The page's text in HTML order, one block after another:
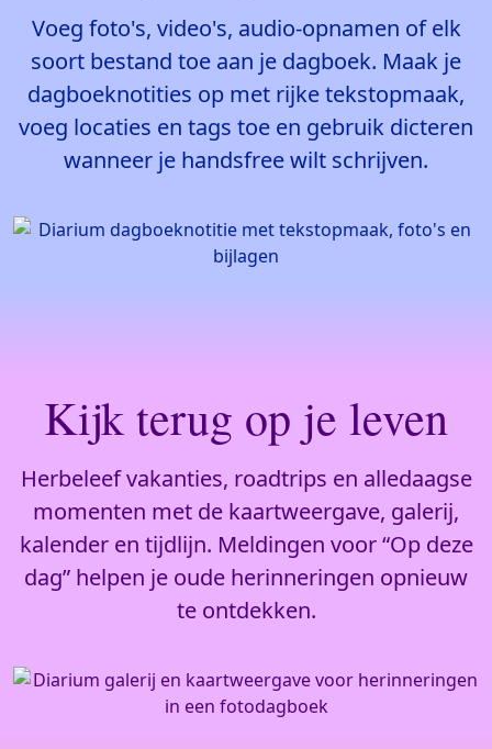
Voeg foto's, video's, audio-opnamen of elk
soort bestand toe aan je dagboek. Maak je
dagboeknotities op met rijke tekstopmaak,
voeg locaties en tags toe en gebruik dicteren
wanneer je handsfree wilt schrijven.
Kijk terug op je leven
Herbeleef vakanties, roadtrips en alledaagse
momenten met de kaartweergave, galerij,
kalender en tijdlijn. Meldingen voor “Op deze
dag” helpen je oude herinneringen opnieuw
te ontdekken.